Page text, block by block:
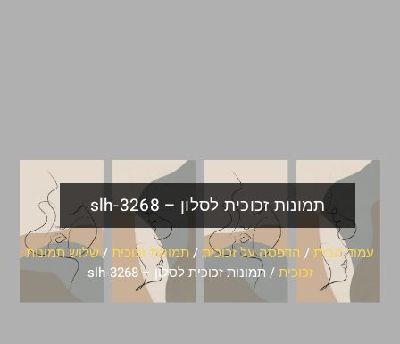
תמונות זכוכית לסלון – slh-3268
עמוד הבית/ הדפסה על זכוכית/ תמונות זכוכית/שלוש תמונות
זכוכית/ תמונות זכוכית לסלון – slh-3268